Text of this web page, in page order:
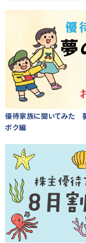
優待家族に聞いてみた
ボク編